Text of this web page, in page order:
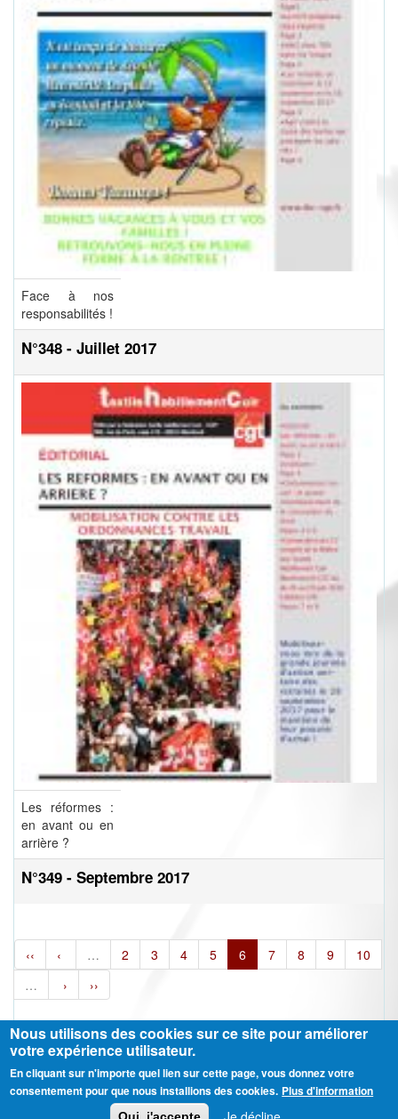
Face à nos
responsabilités !
N°348 - Juillet 2017
Les réformes :
en avant ou en
arrière ?
N°349 - Septembre 2017
‹‹ ‹ … 2 3 4 5 6 7 8 9
10
…
› ››
Ⓒ CGT Fédération THCB - Tous les droits réservés - Mentions légales
Contactez-nous
Nous utilisons des cookies sur ce site pour améliorer
votre expérience utilisateur.
En cliquant sur n'importe quel lien sur cette page, vous donnez votre
consentement pour que nous installions des cookies. Plus d'information